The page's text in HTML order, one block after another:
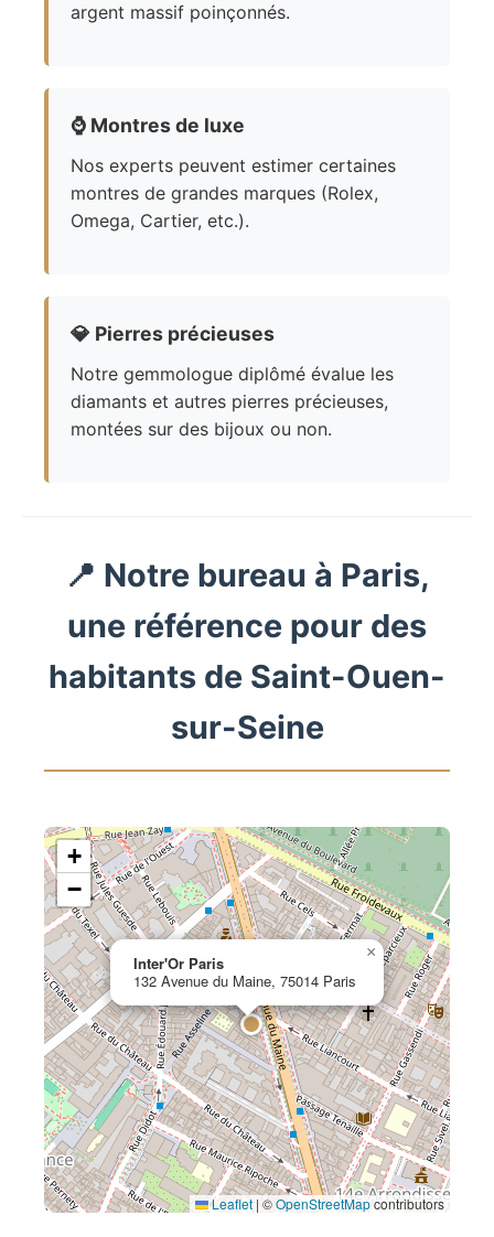
argent massif poinçonnés.
⌚ Montres de luxe
Nos experts peuvent estimer certaines
montres de grandes marques (Rolex,
Omega, Cartier, etc.).
💎 Pierres précieuses
Notre gemmologue diplômé évalue les
diamants et autres pierres précieuses,
montées sur des bijoux ou non.
📍 Notre bureau à Paris,
une référence pour des
habitants de Saint-Ouen-
sur-Seine
Inter'Or Paris
132 Avenue du Maine, 75014 Paris
×
+
−
Leaflet | ©OpenStreetMapcontributors